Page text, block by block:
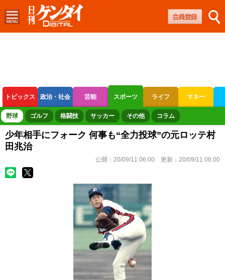
トピックス 政治・社会 芸能 スポーツ ライフ マネー
ボートレース 競輪 オートレース
野球 ゴルフ 格闘技 サッカー その他 コラム
少年相手にフォーク 何事も“全力投球”の元ロッテ村
田兆治
公開： 20/09/11 06:00 更新： 20/09/11 06:00